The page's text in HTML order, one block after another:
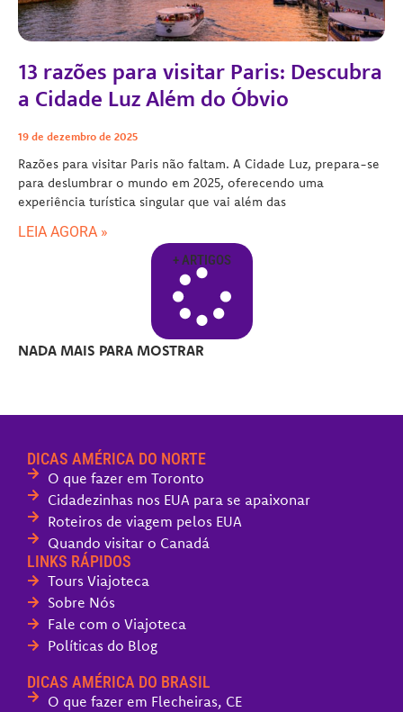
13 razões para visitar Paris: Descubra
a Cidade Luz Além do Óbvio
19 de dezembro de 2025
Razões para visitar Paris não faltam. A Cidade Luz, prepara-se
para deslumbrar o mundo em 2025, oferecendo uma
experiência turística singular que vai além das
LEIA AGORA »
+ ARTIGOS
NADA MAIS PARA MOSTRAR
DICAS AMÉRICA DO NORTE
O que fazer em Toronto
Cidadezinhas nos EUA para se apaixonar
Roteiros de viagem pelos EUA
Quando visitar o Canadá
LINKS RÁPIDOS
Tours Viajoteca
Sobre Nós
Fale com o Viajoteca
Políticas do Blog
DICAS AMÉRICA DO BRASIL
O que fazer em Flecheiras, CE